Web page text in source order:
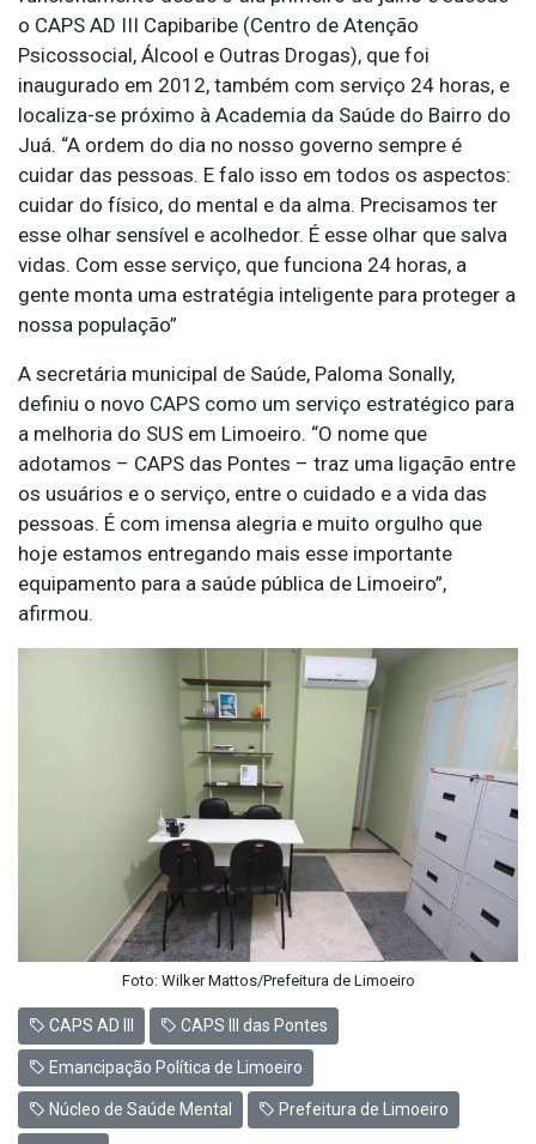
o CAPS AD III Capibaribe (Centro de Atenção
Psicossocial, Álcool e Outras Drogas), que foi
inaugurado em 2012, também com serviço 24 horas, e
localiza-se próximo à Academia da Saúde do Bairro do
Juá. “A ordem do dia no nosso governo sempre é
cuidar das pessoas. E falo isso em todos os aspectos:
cuidar do físico, do mental e da alma. Precisamos ter
esse olhar sensível e acolhedor. É esse olhar que salva
vidas. Com esse serviço, que funciona 24 horas, a
gente monta uma estratégia inteligente para proteger a
nossa população”
A secretária municipal de Saúde, Paloma Sonally,
definiu o novo CAPS como um serviço estratégico para
a melhoria do SUS em Limoeiro. “O nome que
adotamos – CAPS das Pontes – traz uma ligação entre
os usuários e o serviço, entre o cuidado e a vida das
pessoas. É com imensa alegria e muito orgulho que
hoje estamos entregando mais esse importante
equipamento para a saúde pública de Limoeiro”,
afirmou.
Foto: Wilker Mattos/Prefeitura de Limoeiro
CAPS AD III CAPS III das Pontes
Emancipação Política de Limoeiro
Núcleo de Saúde Mental Prefeitura de Limoeiro